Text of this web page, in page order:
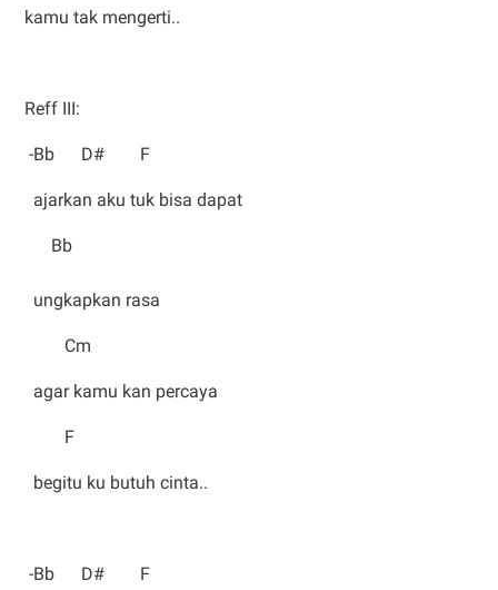
kamu tak mengerti..
Reff III:
-Bb D# F
ajarkan aku tuk bisa dapat
Bb
ungkapkan rasa
Cm
agar kamu kan percaya
F
begitu ku butuh cinta..
-Bb D# F